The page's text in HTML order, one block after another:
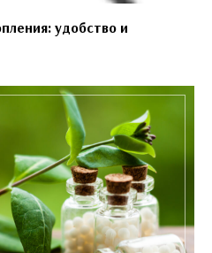
удобство и